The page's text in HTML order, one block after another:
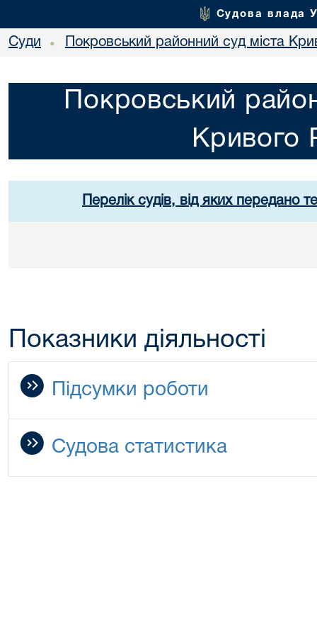
Судова влада
Суди • Покровський районний суд міста
Покровський
Кривого
Перелік судів, від яких передано
Показники діяльності
Підсумки роботи
Судова статистика